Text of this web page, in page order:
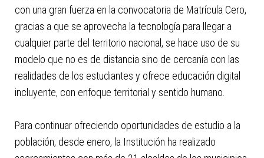
con una gran fuerza en la convocatoria de Matrícula Cero,
gracias a que se aprovecha la tecnología para llegar a
cualquier parte del territorio nacional, se hace uso de su
modelo que no es de distancia sino de cercanía con las
realidades de los estudiantes y ofrece educación digital
incluyente, con enfoque territorial y sentido humano.
Para continuar ofreciendo oportunidades de estudio a la
población, desde enero, la Institución ha realizado